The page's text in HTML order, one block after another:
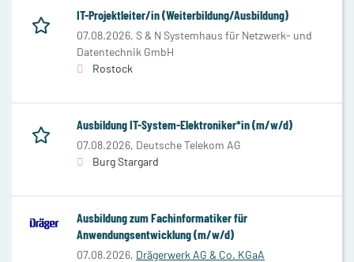
IT-Projektleiter/in (Weiterbildung/Ausbildung)
07.08.2026, S & N Systemhaus für Netzwerk- und
Datentechnik GmbH
Rostock
Ausbildung IT-System-Elektroniker*in (m/w/d)
07.08.2026, Deutsche Telekom AG
Burg Stargard
Ausbildung zum Fachinformatiker für
Anwendungsentwicklung (m/w/d)
07.08.2026, Drägerwerk AG & Co. KGaA